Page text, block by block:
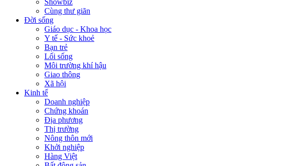
Showbiz
Cùng thư giãn
Đời sống
Giáo dục - Khoa học
Y tế - Sức khoẻ
Bạn trẻ
Lối sống
Môi trường khí hậu
Giao thông
Xã hội
Kinh tế
Doanh nghiệp
Chứng khoán
Địa phương
Thị trường
Nông thôn mới
Khởi nghiệp
Hàng Việt